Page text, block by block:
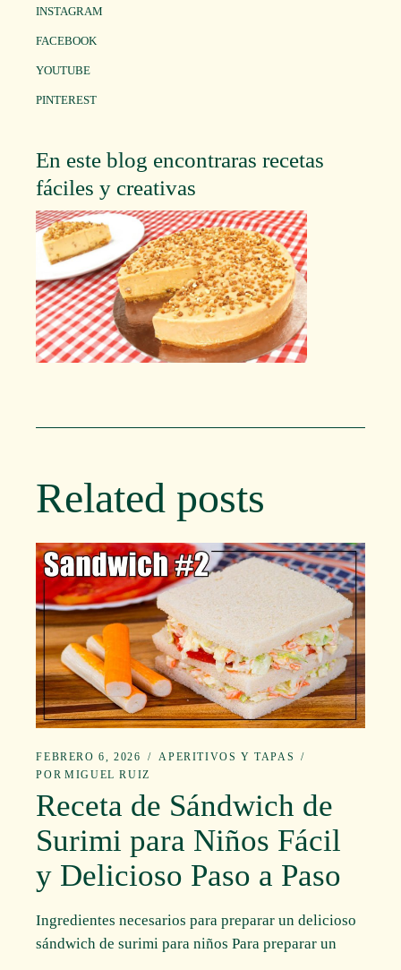
INSTAGRAM
FACEBOOK
YOUTUBE
PINTEREST
En este blog encontraras recetas
fáciles y creativas
Related posts
FEBRERO 6, 2026
APERITIVOS Y TAPAS
POR MIGUEL RUIZ
Receta de Sándwich de
Surimi para Niños Fácil
y Delicioso Paso a Paso
Ingredientes necesarios para preparar un delicioso
sándwich de surimi para niños Para preparar un